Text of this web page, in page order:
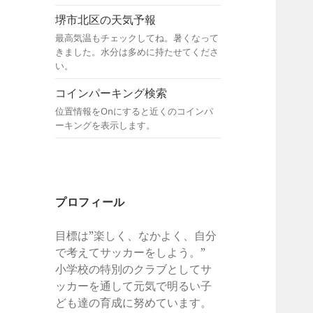
堺市北区の天気予報
最高気温もチェックしてね。暑くなって
きました。水分は多めに持たせてくださ
い。
コインパーキング検索
位置情報をOnにすると近くのコインパ
ーキングを表示します。
プロフィール
目標は”楽しく、なかよく、自分
で考えてサッカーをしよう。”
小学校の特別のクラブとしてサ
ッカーを通して元気で明るい子
ども達の育成に努めています。